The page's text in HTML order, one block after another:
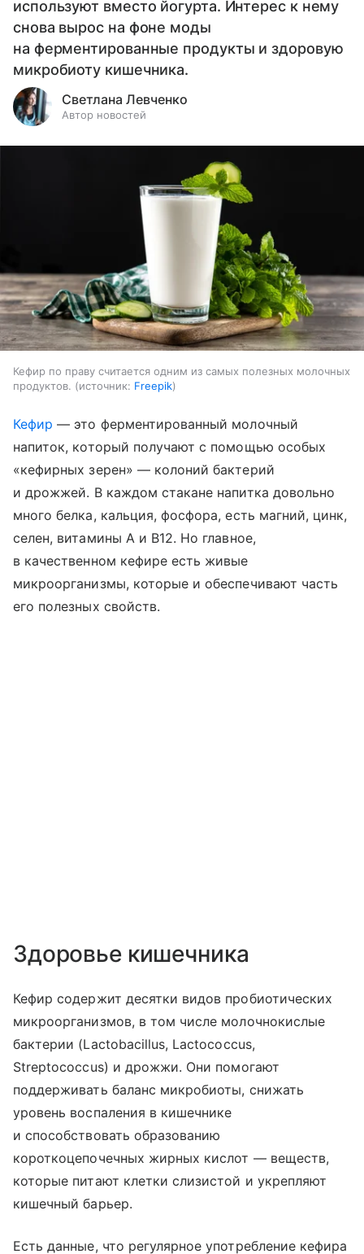
используют вместо йогурта. Интерес к нему
снова вырос на фоне моды
на ферментированные продукты и здоровую
микробиоту кишечника.
Светлана Левченко
Автор новостей
Кефир по праву считается одним из самых полезных молочных
продуктов.
источник: Freepik
Кефир — это ферментированный молочный
напиток, который получают с помощью особых
«кефирных зерен» — колоний бактерий
и дрожжей. В каждом стакане напитка довольно
много белка, кальция, фосфора, есть магний, цинк,
селен, витамины A и B12. Но главное,
в качественном кефире есть живые
микроорганизмы, которые и обеспечивают часть
его полезных свойств.
Здоровье кишечника
Кефир содержит десятки видов пробиотических
микроорганизмов, в том числе молочнокислые
бактерии (Lactobacillus, Lactococcus,
Streptococcus) и дрожжи. Они помогают
поддерживать баланс микробиоты, снижать
уровень воспаления в кишечнике
и способствовать образованию
короткоцепочечных жирных кислот — веществ,
которые питают клетки слизистой и укрепляют
кишечный барьер.
Есть данные, что регулярное употребление кефира